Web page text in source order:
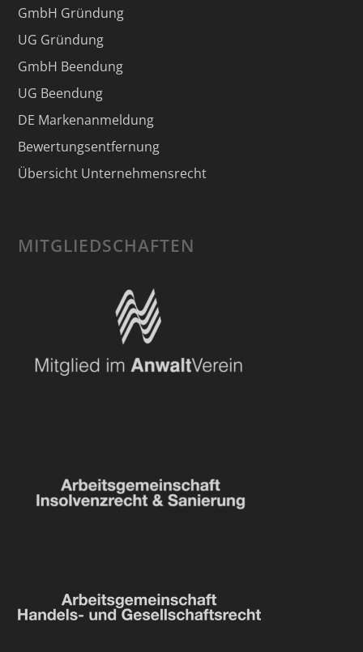
GmbH Gründung
UG Gründung
GmbH Beendung
UG Beendung
DE Markenanmeldung
Bewertungsentfernung
Übersicht Unternehmensrecht
MITGLIEDSCHAFTEN